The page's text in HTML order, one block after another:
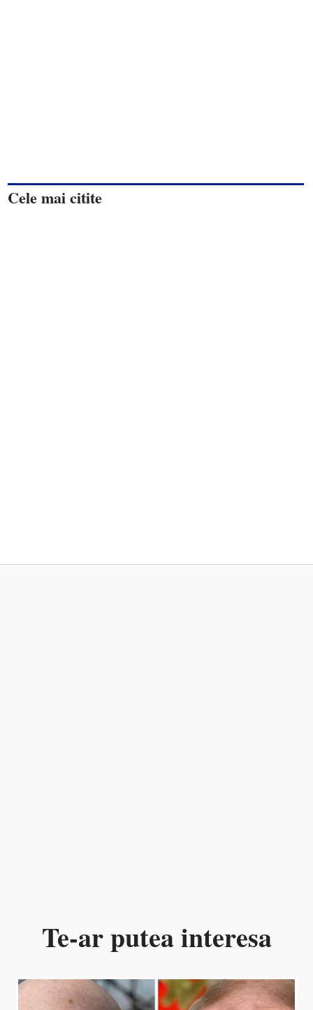
Cele mai citite
Te-ar putea interesa